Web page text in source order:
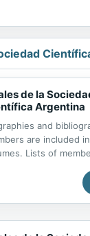
de la
Argentina
and
are included
Lists of